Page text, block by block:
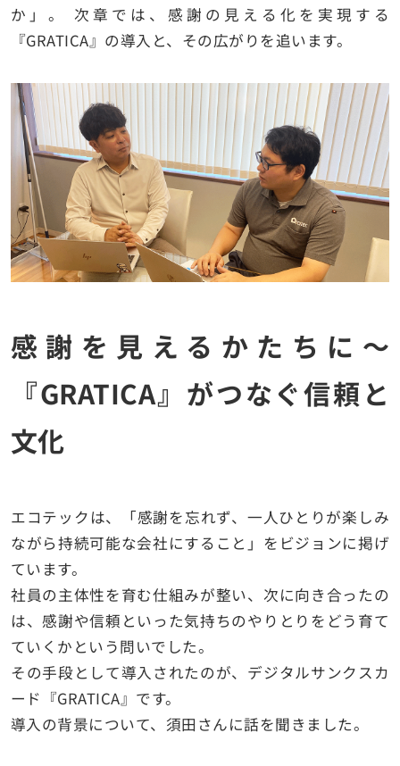
か」。 次章では、感謝の見える化を実現する
『GRATICA』の導入と、その広がりを追います。
感謝を見えるかたちに〜
『GRATICA』がつなぐ信頼と
文化
エコテックは、「感謝を忘れず、一人ひとりが楽しみ
ながら持続可能な会社にすること」をビジョンに掲げ
ています。
社員の主体性を育む仕組みが整い、次に向き合ったの
は、感謝や信頼といった気持ちのやりとりをどう育て
ていくか という問いでした。
その手段として導入されたのが、デジタルサンクスカ
ード『GRATICA』です。
導入の背景について、須田さんに話を聞きました。